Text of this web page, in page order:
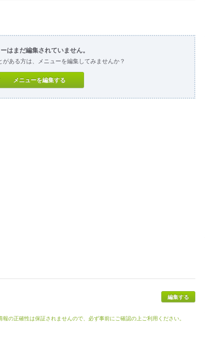
はまだ編集されていません。
がある方は、メニューを編集してみませんか？
メニューを編集する
編集する
の正確性は保証されませんので、必ず事前にご確認の上ご利用ください。